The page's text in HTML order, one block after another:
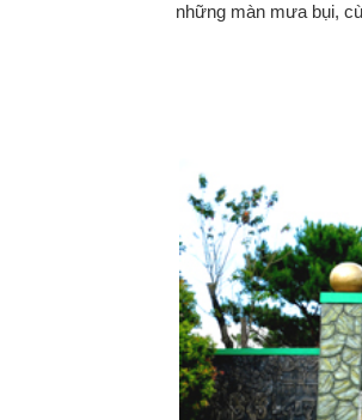
những màn mưa bụi,